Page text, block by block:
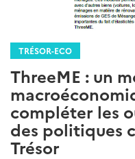
TRÉSOR-ECO
ThreeME : un
compléter les
des politiques
Trésor